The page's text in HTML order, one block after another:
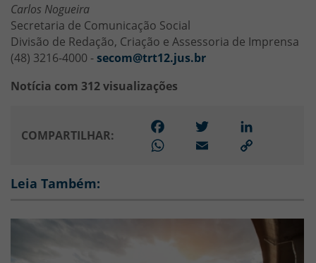
Carlos Nogueira
Secretaria de Comunicação Social
Divisão de Redação, Criação e Assessoria de Imprensa
(48) 3216-4000 -secom@trt12.jus.br
Notícia com 312 visualizações
COMPARTILHAR:
Facebook Twitter
WhatsApp
Leia Também: